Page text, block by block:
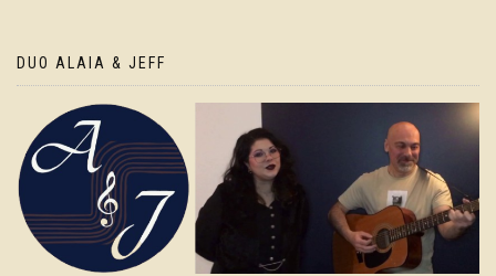
DUO ALAIA & JEFF